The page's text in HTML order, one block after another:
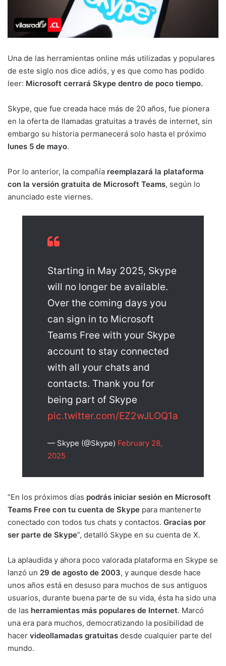
Una de las herramientas online más utilizadas y populares
de este siglo nos dice adiós, y es que como has podido
leer: Microsoft cerrará Skype dentro de poco tiempo.
Skype, que fue creada hace más de 20 años, fue pionera
en la oferta de llamadas gratuitas a través de internet, sin
embargo su historia permanecerá solo hasta el próximo
lunes 5 de mayo.
Por lo anterior, la compañía reemplazará la plataforma
con la versión gratuita de Microsoft Teams, según lo
anunciado este viernes.
Starting in May 2025, Skype
will no longer be available.
Over the coming days you
can sign in to Microsoft
Teams Free with your Skype
account to stay connected
with all your chats and
contacts. Thank you for
being part of Skype
pic.twitter.com/EZ2wJLOQ1a
— Skype (@Skype) February 28,
2025
“En los próximos días podrás iniciar sesión en Microsoft
Teams Free con tu cuenta de Skype para mantenerte
conectado con todos tus chats y contactos. Gracias por
ser parte de Skype”, detalló Skype en su cuenta de X.
La aplaudida y ahora poco valorada plataforma en Skype se
lanzó un 29 de agosto de 2003, y aunque desde hace
unos años está en desuso para muchos de sus antiguos
usuarios, durante buena parte de su vida, ésta ha sido una
de las herramientas más populares de Internet. Marcó
una era para muchos, democratizando la posibilidad de
hacer videollamadas gratuitas desde cualquier parte del
mundo.